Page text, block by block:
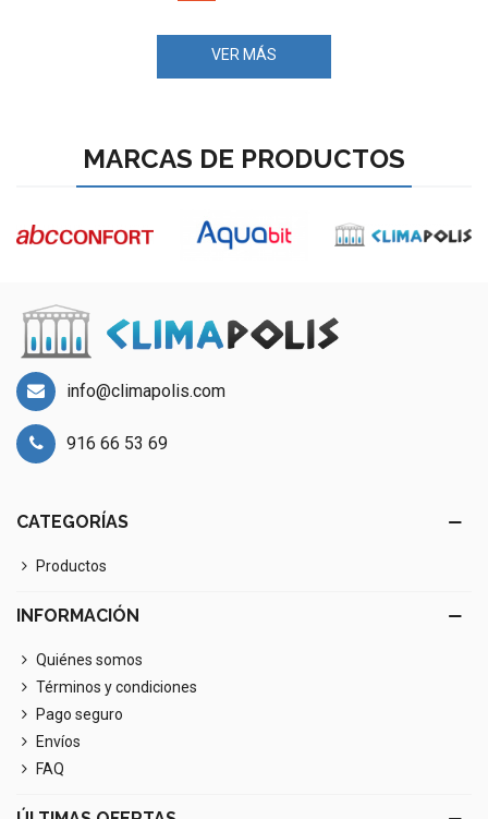
VER MÁS
MARCAS DE PRODUCTOS
info@climapolis.com
916 66 53 69
CATEGORÍAS
Productos
INFORMACIÓN
Quiénes somos
Términos y condiciones
Pago seguro
Envíos
FAQ